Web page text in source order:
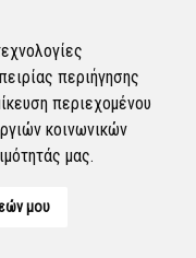
περιήγησης
περιεχομένου
κοινωνικών
μας.
μου
επιλυθεί.
Προγραμματισμένη